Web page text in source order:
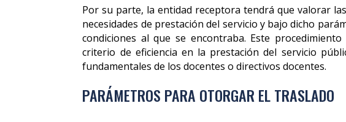
Por su parte, la entidad receptora tendrá que valorar
necesidades de prestación del servicio y bajo dicho
condiciones al que se encontraba. Este
criterio de eficiencia en la prestación del servicio
fundamentales de los docentes o directivos docentes.
PARÁMETROS PARA OTORGAR EL TRASLADO